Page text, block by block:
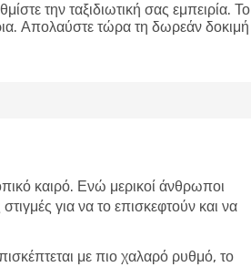
την ταξιδιωτική σας εμπειρία. Το
Απολαύστε τώρα τη δωρεάν δοκιμή
καιρό. Ενώ μερικοί άνθρωποι
για να το επισκεφτούν και να
με πιο χαλαρό ρυθμό, το